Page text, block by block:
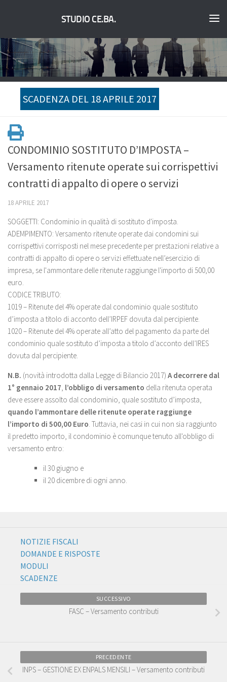
STUDIO CE.BA.
SCADENZA DEL 18 APRILE 2017
CONDOMINIO SOSTITUTO D’IMPOSTA –
Versamento ritenute operate sui corrispettivi
contratti di appalto di opere o servizi
18 APRILE 2017
SOGGETTI: Condominio in qualità di sostituto d'imposta.
ADEMPIMENTO: Versamento ritenute operate dai condomini sui
corrispettivi corrisposti nel mese precedente per prestazioni relative a
contratti di appalto di opere o servizi effettuate nell’esercizio di
impresa, se l'ammontare delle ritenute raggiunge l'importo di 500,00
euro.
CODICE TRIBUTO:
1019 – Ritenute del 4% operate dal condominio quale sostituto
d’imposta a titolo di acconto dell’IRPEF dovuta dal percipiente.
1020 – Ritenute del 4% operate all’atto del pagamento da parte del
condominio quale sostituto d’imposta a titolo d’acconto dell’IRES
dovuta dal percipiente.
N.B. (novità introdotta dalla Legge di Bilancio 2017) A decorrere dal
1° gennaio 2017, l’obbligo di versamento della ritenuta operata
deve essere assolto dal condominio, quale sostituto d’imposta,
quando l’ammontare delle ritenute operate raggiunge
l’importo di 500,00 Euro. Tuttavia, nei casi in cui non sia raggiunto
il predetto importo, il condominio è comunque tenuto all'obbligo di
versamento entro:
il 30 giugno e
il 20 dicembre di ogni anno.
NOTIZIE FISCALI
DOMANDE E RISPOSTE
MODULI
SCADENZE
SUCCESSIVO
FASC – Versamento contributi
PRECEDENTE
INPS – GESTIONE EX ENPALS MENSILI – Versamento contributi